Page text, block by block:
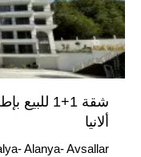
شقة 1+1
ألانيا
Alanya- Avsallar